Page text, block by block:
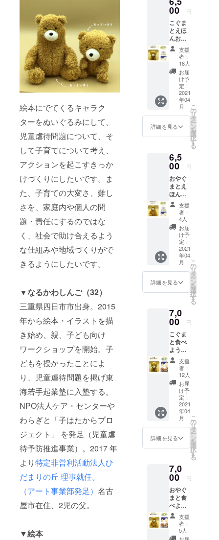
絵本にでてくるキャラク
ターをぬいぐるみにして、
児童虐待問題について、そ
して子育てについて考え、
アクションを起こすきっか
けづくりにしたいです。ま
た、子育ての大変さ、難し
さを、家庭内や個人の問
題・責任にするのではな
く、社会で助け合えるよう
な仕組みや地域づくりがで
きるようにしたいです。
▼なるかわしんご（32）
三重県四日市市出身。2015
年から絵本・イラストを描
き始め、親、子ども向け
ワークショップを開始。子
どもを授かったことによ
り、児童虐待問題を掲げ東
海若手起業塾に入塾する。
NPO法人ケア・センターや
わらぎと「子はたからプロ
ジェクト」 を発足（児童虐
待予防推進事業）。2017 年
より特定非営利活動法人ひ
だまりの丘 理事就任。
（アート事業部発足） 名古
屋市在住、2児の父。
▼絵本
てみ
て！」
画像は
イメー
ジで
す。 送
料と消
費税
(10%）
を含ん
だ金額
となっ
ており
ます。
00 円
こぐま
とえほ
んお迎
えプラ
ン ①サ
キュー
レター
②ポス
トカー
ド ③え
ほん３
冊セッ
ト
「あっ
ぷっ
「やっ
たぁ！
」「み
てみ
て！」
トート
バッグ
付き！
④こぐ
まぬい
ぐるみ
画像は
イメー
ジで
す。 送
料と消
費税
となっ
ており
ます。
支援
者：
18人
お届
け予
定：
2021
年04
月
詳細を見る
こ
の
リ
タ
ー
ン
を
選
択
す
る
6,5
00 円
おやぐ
まとえ
ほんお
迎えプ
ラン ①
サン
キュー
レター
②ポス
トカー
ド ③え
ほん
「あっ
ぷっ
ぷ」
「やっ
」「み
てみ
て！」
トート
バッグ
付き！
④おや
ぐまぬ
いぐる
み 画像
はイ
メージ
です。
送料と
消費税
(10%）
を含ん
ます。
支援
者：
4人
お届
け予
定：
2021
年04
月
詳細を見る
こ
の
リ
タ
ー
ン
を
選
択
す
る
7,0
00 円
こぐま
と食べ
ようプ
ラン ①
サン
キュー
レター
②ポス
トカー
ド ③こ
ぐまぬ
いぐる
み ④ど
らや
き 10
個入 画
メージ
です。
送料と
消費税
(10%）
を含ん
だ金額
となっ
ており
ます。
支援
者：
12人
お届
け予
定：
2021
年04
月
詳細を見る
こ
の
リ
タ
ー
ン
を
選
択
す
る
7,0
00 円
おやぐ
まと食
べよう
プラン
①サン
キュー
レター
支援
者：
5人